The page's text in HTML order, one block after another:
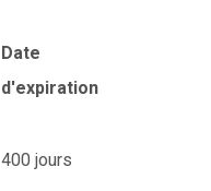
Date
d'expiration
400 jours